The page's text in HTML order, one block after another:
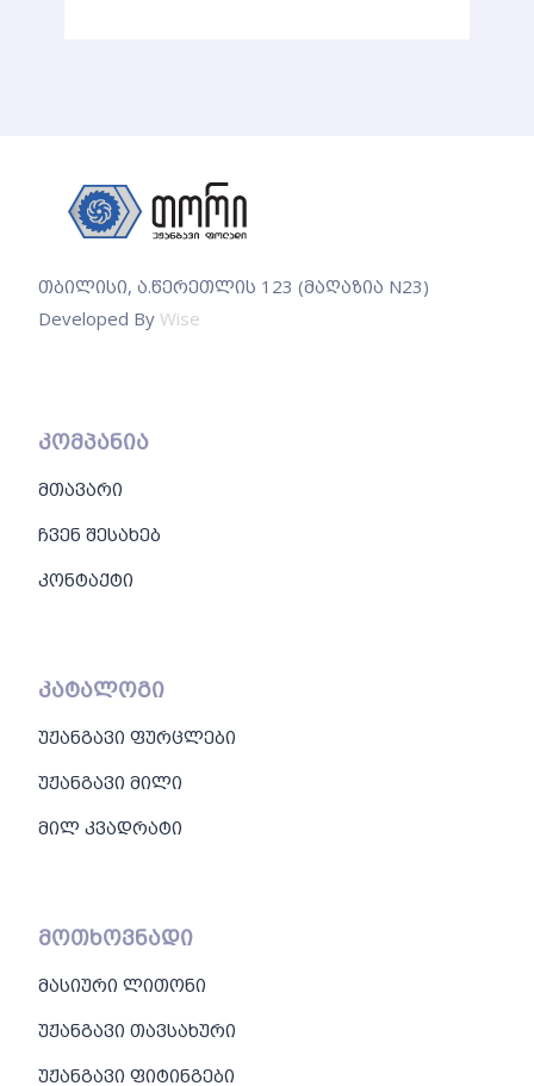
თბილისი, ა.წერეთლის 123 (მაღაზია N23)
Developed By Wise
კომპანია
მთავარი
ჩვენ შესახებ
კონტაქტი
კატალოგი
უჟანგავი ფურცლები
უჟანგავი მილი
მილ კვადრატი
მოთხოვნადი
მასიური ლითონი
უჟანგავი თავსახური
უჟანგავი ფიტინგები